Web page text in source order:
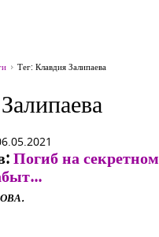
Тег: Клавдия Залипаева
Погиб на секретном